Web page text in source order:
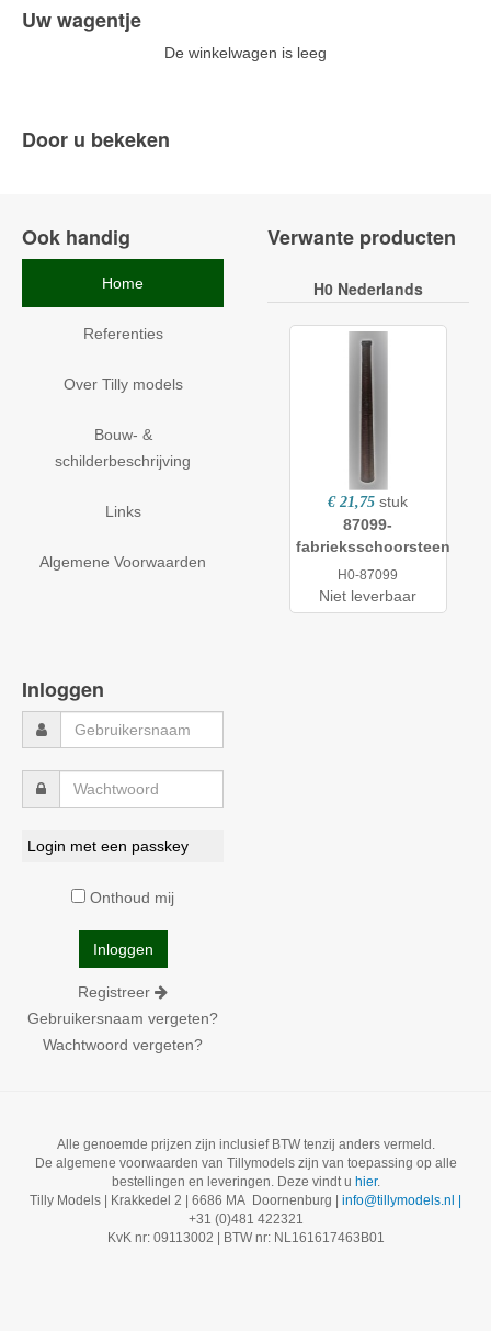
Uw wagentje
De winkelwagen is leeg
Door u bekeken
Ook handig
Home
Referenties
Over Tilly models
Bouw- &
schilderbeschrijving
Links
Algemene Voorwaarden
Verwante producten
H0 Nederlands
€ 21,75 stuk
87099-
fabrieksschoorsteen
H0-87099
Niet leverbaar
Inloggen
Login met een passkey
Onthoud mij
Registreer
Gebruikersnaam vergeten?
Wachtwoord vergeten?
Alle genoemde prijzen zijn inclusief BTW tenzij anders vermeld.
De algemene voorwaarden van Tillymodels zijn van toepassing op alle
bestellingen en leveringen. Deze vindt u hier.
Tilly Models | Krakkedel 2 | 6686 MA Doornenburg | info@tillymodels.nl |
+31 (0)481 422321
KvK nr: 09113002 | BTW nr: NL161617463B01